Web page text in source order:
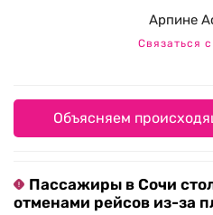
Арпине
Связаться
Объясняем
Пассажиры в Сочи
отменами рейсов из-за